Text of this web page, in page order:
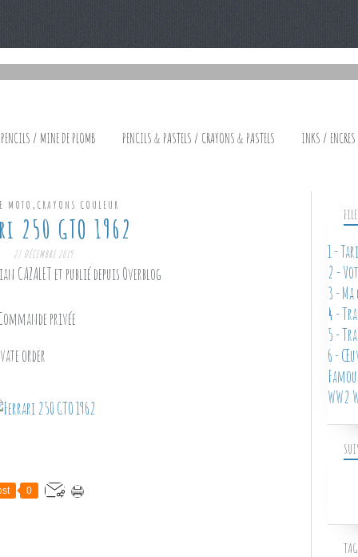
/ MINE DE PLOMB PENCILS & PASTELS / CRAYONS & PASTELS INKS / ENCRES
MOTO , CRAYONS COULEUR
250 GTO 1962
27 DÉCEMBRE 2019
CAZALET et publié depuis Overblog
privée
order
0
1 -
2 -
3 -
4 -
5 -
6 -
WW2